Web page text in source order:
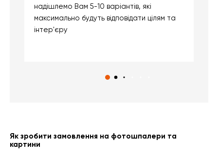
надішлемо Вам 5-10 варіантів, які
максимально будуть відповідати цілям та
інтер'єру
Як зробити замовлення на фотошпалери та
картини